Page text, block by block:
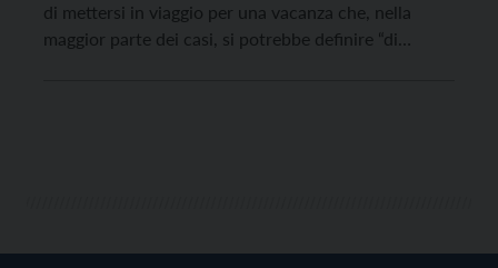
di mettersi in viaggio per una vacanza che, nella
maggior parte dei casi, si potrebbe definire “di